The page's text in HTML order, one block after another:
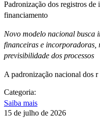
Padronização dos registros
financiamento
Novo modelo nacional busca
financeiras e incorporadoras,
previsibilidade dos processos
A padronização nacional dos r
Categoria:
Saiba mais
15 de julho de 2026